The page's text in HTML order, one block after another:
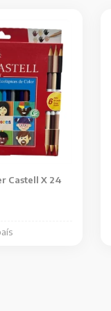
Castell X 24